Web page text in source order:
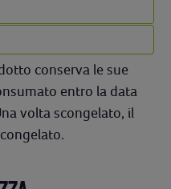
conserva le sue
entro la data
volta scongelato, il